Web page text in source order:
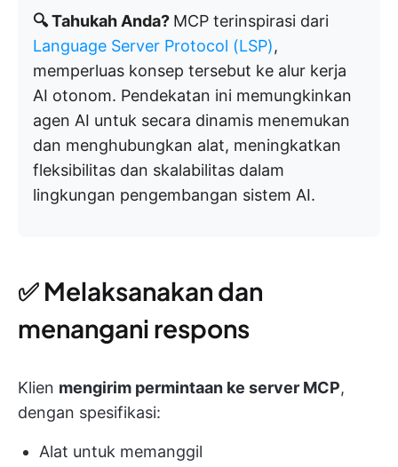
🔍 Tahukah Anda? MCP terinspirasi dari
Language Server Protocol (LSP),
memperluas konsep tersebut ke alur kerja
AI otonom. Pendekatan ini memungkinkan
agen AI untuk secara dinamis menemukan
dan menghubungkan alat, meningkatkan
fleksibilitas dan skalabilitas dalam
lingkungan pengembangan sistem AI.
✅ Melaksanakan dan
menangani respons
Klien mengirim permintaan ke server MCP,
dengan spesifikasi:
Alat untuk memanggil